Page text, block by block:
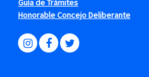
Guía de Trámites
Honorable Concejo Deliberante